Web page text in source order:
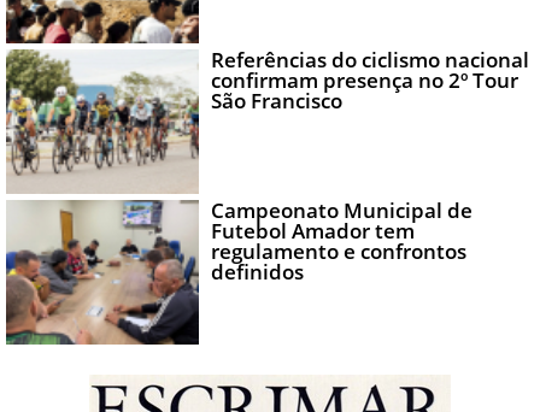
Referências do ciclismo nacional
confirmam presença no 2º Tour
São Francisco
Campeonato Municipal de
Futebol Amador tem
regulamento e confrontos
definidos